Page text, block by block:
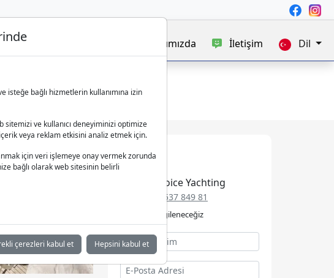
Hakkımızda İletişim Dil
Best Choice Yachting
+49 152 537 849 81
Talebinizle ilgileneceğiz
isteğe bağlı hizmetlerin kullanımına izin
sitemizi ve kullanıcı deneyiminizi optimize
veya reklam etkisini analiz etmek için.
için veri işlemeye onay vermek zorunda
bağlı olarak web sitesinin belirli
çerezleri kabul et Hepsini kabul et